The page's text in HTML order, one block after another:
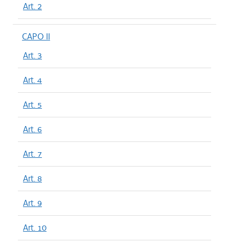
Art. 2
CAPO II
Art. 3
Art. 4
Art. 5
Art. 6
Art. 7
Art. 8
Art. 9
Art. 10